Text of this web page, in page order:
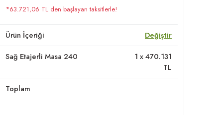
*63.721,06 TL den başlayan taksitlerle!
Ürün İçeriği Değiştir
Sağ Etajerli Masa 240 1 x470.131
TL
Toplam